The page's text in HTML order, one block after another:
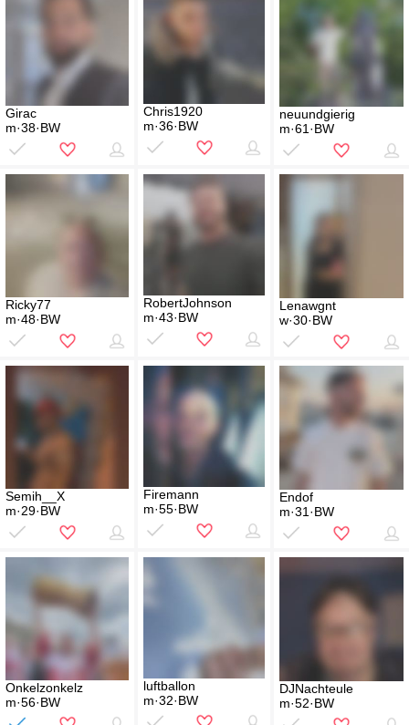
Girac
m·38·BW
Chris1920
m·36·BW
neuundgierig
m·61·BW
Ricky77
m·48·BW
RobertJohnson
m·43·BW
Lenawgnt
w·30·BW
Semih__X
m·29·BW
Firemann
m·55·BW
Endof
m·31·BW
Onkelzonkelz
m·56·BW
luftballon
m·32·BW
DJNachteule
m·52·BW